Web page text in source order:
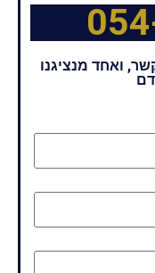
ואחד מנציגנו